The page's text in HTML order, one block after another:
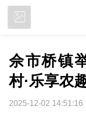
佘市桥镇
村·乐享农
2025-12-02 14:51:16